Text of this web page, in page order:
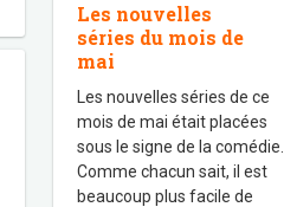
Les nouvelles
séries du mois de
mai
Les nouvelles séries de ce
mois de mai était placées
sous le signe de la comédie.
Comme chacun sait, il est
beaucoup plus facile de